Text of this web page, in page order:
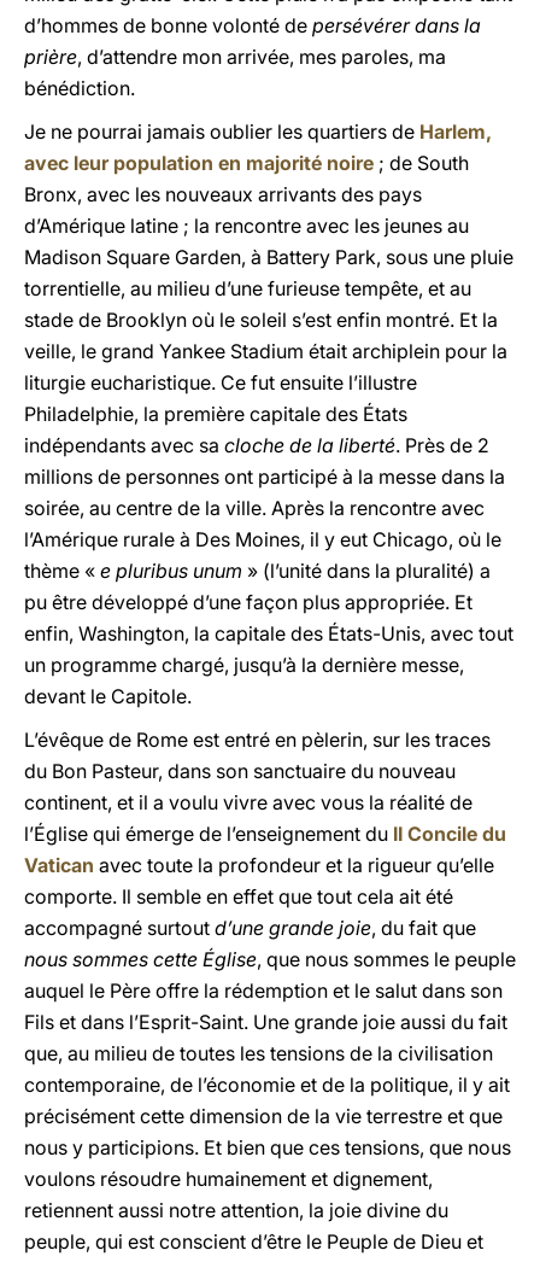
d’hommes de bonne volonté de persévérer dans la
prière, d’attendre mon arrivée, mes paroles, ma
bénédiction.
Je ne pourrai jamais oublier les quartiers de Harlem,
avec leur population en majorité noire ; de South
Bronx, avec les nouveaux arrivants des pays
d’Amérique latine ; la rencontre avec les jeunes au
Madison Square Garden, à Battery Park, sous une pluie
torrentielle, au milieu d’une furieuse tempête, et au
stade de Brooklyn où le soleil s’est enfin montré. Et la
veille, le grand Yankee Stadium était archiplein pour la
liturgie eucharistique. Ce fut ensuite l’illustre
Philadelphie, la première capitale des États
indépendants avec sa cloche de la liberté. Près de 2
millions de personnes ont participé à la messe dans la
soirée, au centre de la ville. Après la rencontre avec
l’Amérique rurale à Des Moines, il y eut Chicago, où le
thème « e pluribus unum » (l’unité dans la pluralité) a
pu être développé d’une façon plus appropriée. Et
enfin, Washington, la capitale des États-Unis, avec tout
un programme chargé, jusqu’à la dernière messe,
devant le Capitole.
L’évêque de Rome est entré en pèlerin, sur les traces
du Bon Pasteur, dans son sanctuaire du nouveau
continent, et il a voulu vivre avec vous la réalité de
l’Église qui émerge de l’enseignement du II Concile du
Vatican avec toute la profondeur et la rigueur qu’elle
comporte. Il semble en effet que tout cela ait été
accompagné surtout d’une grande joie, du fait que
nous sommes cette Église, que nous sommes le peuple
auquel le Père offre la rédemption et le salut dans son
Fils et dans l’Esprit-Saint. Une grande joie aussi du fait
que, au milieu de toutes les tensions de la civilisation
contemporaine, de l’économie et de la politique, il y ait
précisément cette dimension de la vie terrestre et que
nous y participions. Et bien que ces tensions, que nous
voulons résoudre humainement et dignement,
retiennent aussi notre attention, la joie divine du
peuple, qui est conscient d’être le Peuple de Dieu et